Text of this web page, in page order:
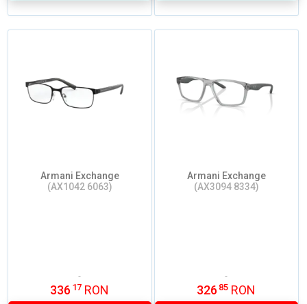
Armani Exchange
(AX1042 6063)
336 17 RON
Armani Exchange
(AX3094 8334)
326 85 RON